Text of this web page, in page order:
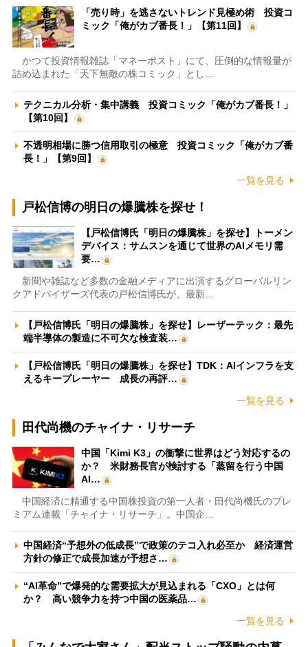
「売り時」を逃さないトレンド見極め術 投資コ
ミック「俺がカブ番長！」【第11回】
かつて投資情報雑誌「マネーポスト」にて、圧倒的な情報量が
詰め込まれた「天下無敵の株コミック」とし…
テクニカル分析・集中講義 投資コミック「俺がカブ番長！」
【第10回】
不透明相場に勝つ信用取引の極意 投資コミック「俺がカブ番
長！」【第9回】
一覧を見る
戸松信博の明日の爆騰株を探せ！
【戸松信博氏「明日の爆騰株」を探せ】トーメン
デバイス：サムスンを通じて世界のAIメモリ需
要…
新聞や雑誌など多数の金融メディアに出演するグローバルリン
クアドバイザーズ代表の戸松信博氏が、最新…
【戸松信博氏「明日の爆騰株」を探せ】レーザーテック：最先
端半導体の製造に不可欠な検査装…
【戸松信博氏「明日の爆騰株」を探せ】TDK：AIインフラを支
えるキープレーヤー 成長の再評…
一覧を見る
田代尚機のチャイナ・リサーチ
中国「Kimi K3」の衝撃に世界はどう対応するの
か？ 米財務長官が検討する「蒸留を行う中国
AI…
中国経済に精通する中国株投資の第一人者・田代尚機氏のプレ
ミアム連載「チャイナ・リサーチ」。中国企…
中国経済“予想外の低成長”で政策のテコ入れ必至か 経済運営
方針の修正で成長加速が予想さ…
“AI革命”で爆発的な需要拡大が見込まれる「CXO」とは何
か？ 高い競争力を持つ中国の医薬品…
一覧を見る